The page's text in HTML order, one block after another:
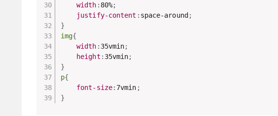
width : 80%;
justify-content : space-around ;
}
img{
width : 35vmin;
height : 35vmin;
}
p{
font-size: 7vmin ;
}